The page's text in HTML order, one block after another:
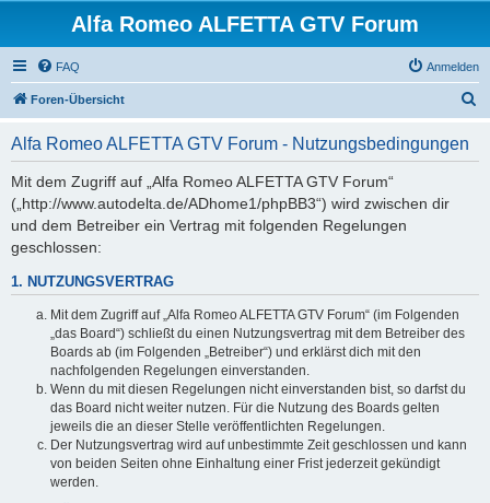
Alfa Romeo ALFETTA GTV Forum
FAQ Anmelden
Foren-Übersicht
Alfa Romeo ALFETTA GTV Forum - Nutzungsbedingungen
Mit dem Zugriff auf „Alfa Romeo ALFETTA GTV Forum“
(„http://www.autodelta.de/ADhome1/phpBB3“) wird zwischen dir
und dem Betreiber ein Vertrag mit folgenden Regelungen
geschlossen:
1. NUTZUNGSVERTRAG
Mit dem Zugriff auf „Alfa Romeo ALFETTA GTV Forum“ (im Folgenden
„das Board“) schließt du einen Nutzungsvertrag mit dem Betreiber des
Boards ab (im Folgenden „Betreiber“) und erklärst dich mit den
nachfolgenden Regelungen einverstanden.
Wenn du mit diesen Regelungen nicht einverstanden bist, so darfst du
das Board nicht weiter nutzen. Für die Nutzung des Boards gelten
jeweils die an dieser Stelle veröffentlichten Regelungen.
Der Nutzungsvertrag wird auf unbestimmte Zeit geschlossen und kann
von beiden Seiten ohne Einhaltung einer Frist jederzeit gekündigt
werden.